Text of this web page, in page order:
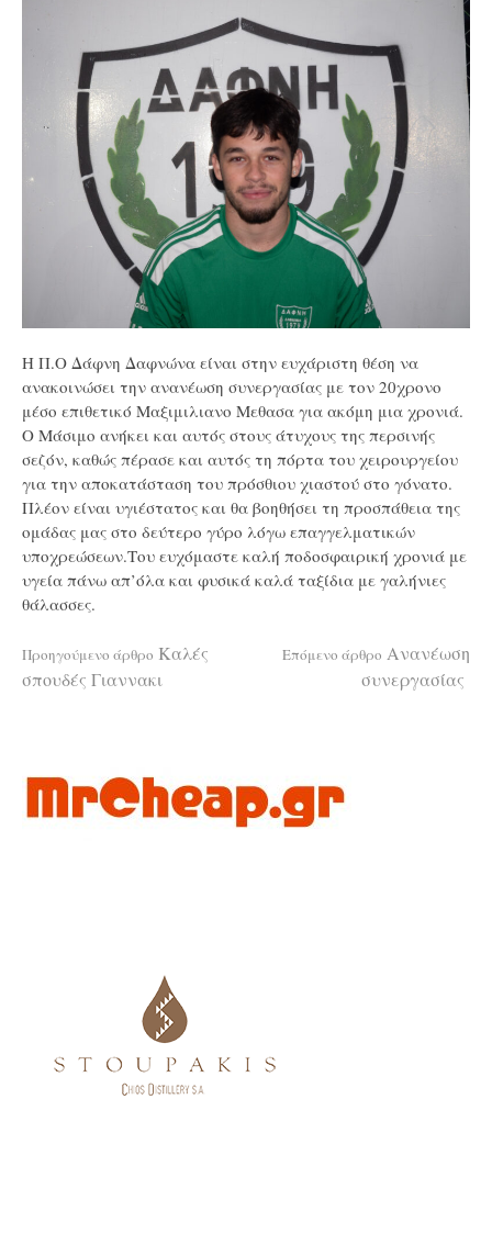
Η Π.Ο Δάφνη Δαφνώνα είναι στην ευχάριστη θέση να
ανακοινώσει την ανανέωση συνεργασίας με τον 20χρονο
μέσο επιθετικό Μαξιμιλιανο Μεθασα για ακόμη μια χρονιά.
Ο Μάσιμο ανήκει και αυτός στους άτυχους της περσινής
σεζόν, καθώς πέρασε και αυτός τη πόρτα του χειρουργείου
για την αποκατάσταση του πρόσθιου χιαστού στο γόνατο.
Πλέον είναι υγιέστατος και θα βοηθήσει τη προσπάθεια της
ομάδας μας στο δεύτερο γύρο λόγω επαγγελματικών
υποχρεώσεων.Του ευχόμαστε καλή ποδοσφαιρική χρονιά με
υγεία πάνω απ’όλα και φυσικά καλά ταξίδια με γαλήνιες
θάλασσες.
Διαβάστε
Προηγούμενο άρθρο Καλές
σπουδές Γιαννακι
Επόμενο άρθρο Ανανέωση
συνεργασίας